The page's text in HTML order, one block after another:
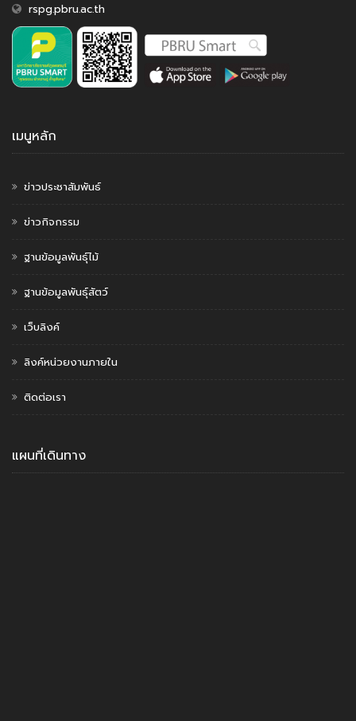
rspg.pbru.ac.th
เมนูหลัก
ข่าวประชาสัมพันธ์
ข่าวกิจกรรม
ฐานข้อมูลพันธุ์ไม้
ฐานข้อมูลพันธุ์สัตว์
เว็บลิงค์
ลิงค์หน่วยงานภายใน
ติดต่อเรา
แผนที่เดินทาง